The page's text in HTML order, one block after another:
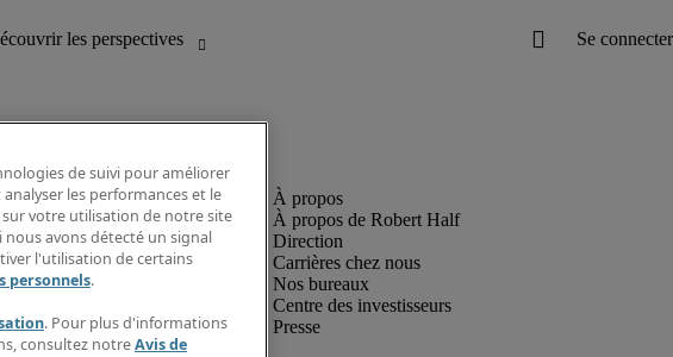
À propos de Robert Half
Direction
Carrières chez nous
Nos bureaux
Centre des investisseurs
Presse
de suivi pour améliorer
les performances et le
votre utilisation de notre site
nous avons détecté un signal
l'utilisation de certains
personnels.
. Pour plus d'informations
consultez notreAvis de